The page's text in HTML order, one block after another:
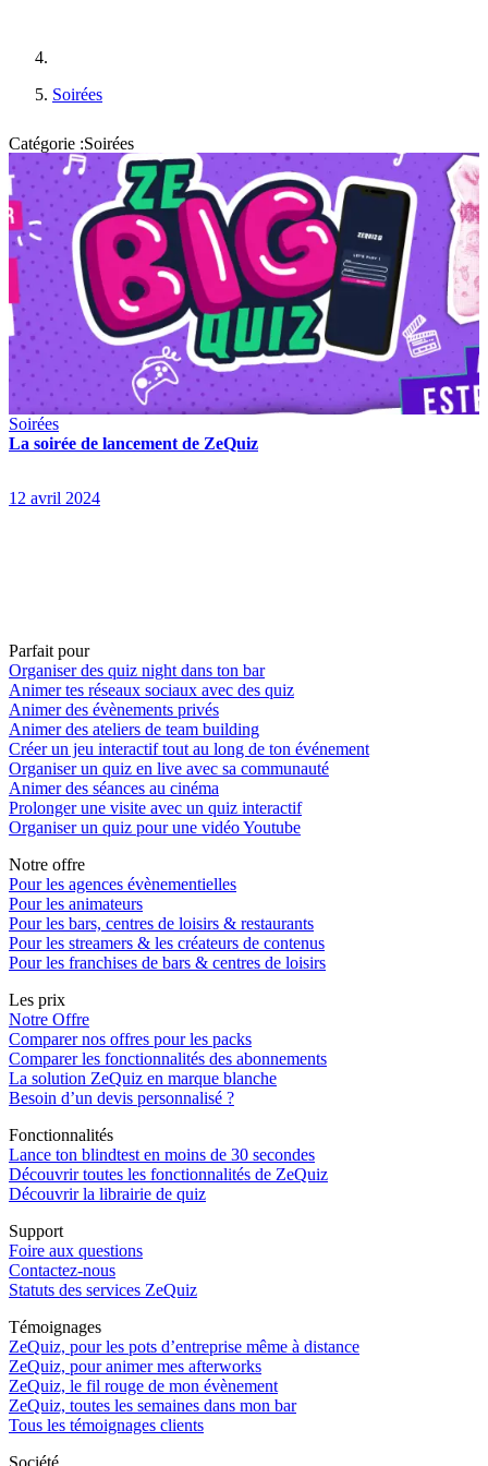
Soirées
Catégorie :Soirées
Soirées
La soirée de lancement de ZeQuiz
12 avril 2024
Parfait pour
Organiser des quiz night dans ton bar
Animer tes réseaux sociaux avec des quiz
Animer des évènements privés
Animer des ateliers de team building
Créer un jeu interactif tout au long de ton événement
Organiser un quiz en live avec sa communauté
Animer des séances au cinéma
Prolonger une visite avec un quiz interactif
Organiser un quiz pour une vidéo Youtube
Notre offre
Pour les agences évènementielles
Pour les animateurs
Pour les bars, centres de loisirs & restaurants
Pour les streamers & les créateurs de contenus
Pour les franchises de bars & centres de loisirs
Les prix
Notre Offre
Comparer nos offres pour les packs
Comparer les fonctionnalités des abonnements
La solution ZeQuiz en marque blanche
Besoin d’un devis personnalisé ?
Fonctionnalités
Lance ton blindtest en moins de 30 secondes
Découvrir toutes les fonctionnalités de ZeQuiz
Découvrir la librairie de quiz
Support
Foire aux questions
Contactez-nous
Statuts des services ZeQuiz
Témoignages
ZeQuiz, pour les pots d’entreprise même à distance
ZeQuiz, pour animer mes afterworks
ZeQuiz, le fil rouge de mon évènement
ZeQuiz, toutes les semaines dans mon bar
Tous les témoignages clients
Société